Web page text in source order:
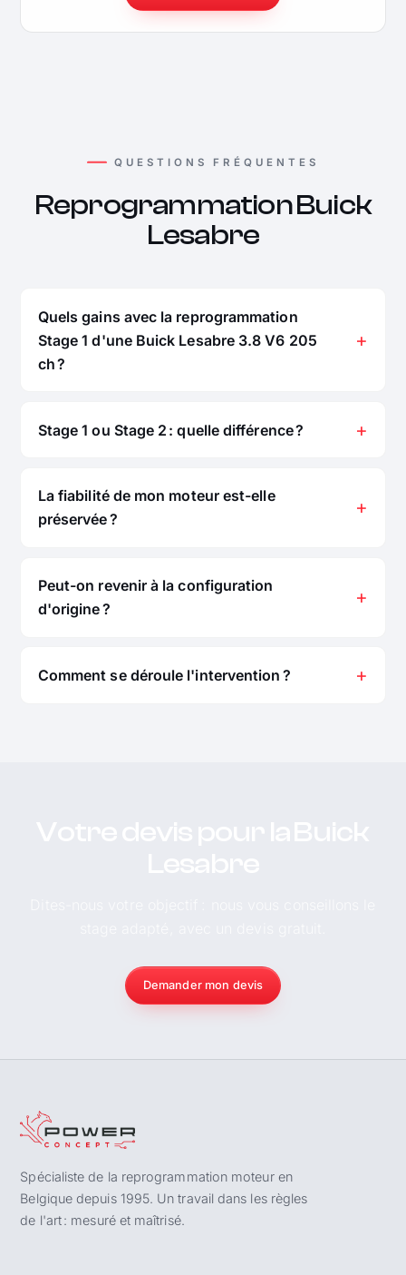
QUESTIONS FRÉQUENTES
Reprogrammation Buick
Lesabre
Quels gains avec la reprogrammation
Stage 1 d'une Buick Lesabre 3.8 V6 205
ch ?
Stage 1 ou Stage 2 : quelle différence ?
La fiabilité de mon moteur est-elle
préservée ?
Peut-on revenir à la configuration
d'origine ?
Comment se déroule l'intervention ?
Demander mon devis
Spécialiste de la reprogrammation moteur en
Belgique depuis 1995. Un travail dans les règles
de l'art : mesuré et maîtrisé.